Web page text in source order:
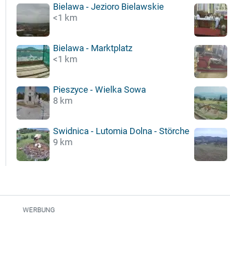
Bielawa - Jezioro Bielawskie
<1 km
Bielawa - Marktplatz
<1 km
Pieszyce - Wielka Sowa
8 km
Swidnica - Lutomia Dolna - Störche
9 km
WERBUNG